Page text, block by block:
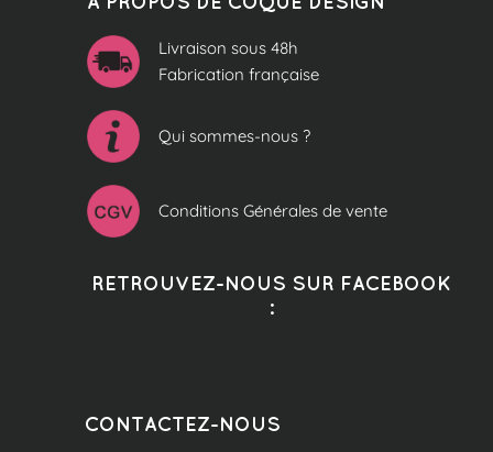
Livraison sous 48h
Fabrication française
Qui sommes-nous ?
Conditions Générales de vente
RETROUVEZ-NOUS SUR FACEBOOK
:
CONTACTEZ-NOUS